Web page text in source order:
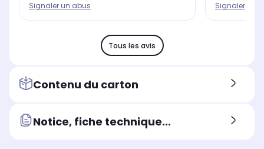
Signaler un abus
Signaler un
Tous les avis
Contenu du carton
Notice, fiche technique...